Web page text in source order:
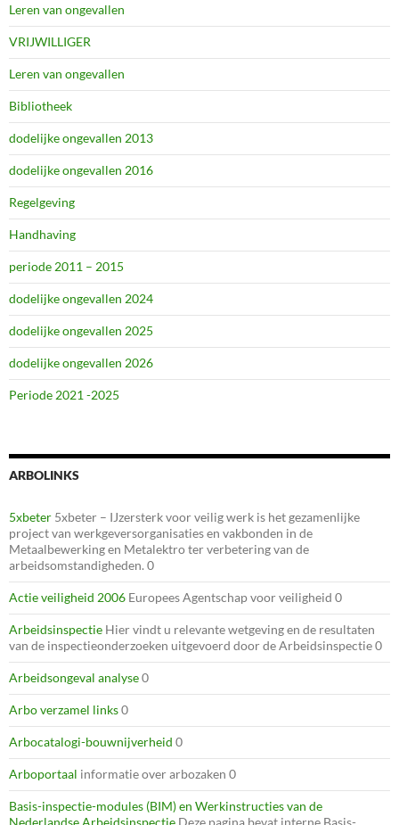
Leren van ongevallen
VRIJWILLIGER
Leren van ongevallen
Bibliotheek
dodelijke ongevallen 2013
dodelijke ongevallen 2016
Regelgeving
Handhaving
periode 2011 – 2015
dodelijke ongevallen 2024
dodelijke ongevallen 2025
dodelijke ongevallen 2026
Periode 2021 -2025
ARBOLINKS
5xbeter 5xbeter – IJzersterk voor veilig werk is het gezamenlijke
project van werkgeversorganisaties en vakbonden in de
Metaalbewerking en Metalektro ter verbetering van de
arbeidsomstandigheden. 0
Actie veiligheid 2006 Europees Agentschap voor veiligheid 0
Arbeidsinspectie Hier vindt u relevante wetgeving en de resultaten
van de inspectieonderzoeken uitgevoerd door de Arbeidsinspectie 0
Arbeidsongeval analyse0
Arbo verzamel links0
Arbocatalogi-bouwnijverheid 0
Arboportaal informatie over arbozaken 0
Basis-inspectie-modules (BIM) en Werkinstructies van de
Nederlandse Arbeidsinspectie Deze pagina bevat interne Basis-